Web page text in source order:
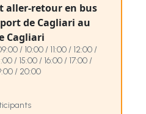
aller-retour en bus
de Cagliari au
Cagliari
/ 10:00 / 11:00 / 12:00 /
/ 15:00 / 16:00 / 17:00 /
/ 20:00